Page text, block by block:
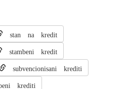
stan na kredit
stambeni kredit
subvencionisani krediti
krediti